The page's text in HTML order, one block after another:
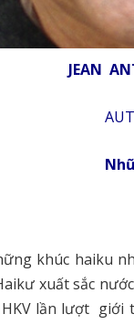
JEAN
khúc haiku
xuất sắc
lần lượt